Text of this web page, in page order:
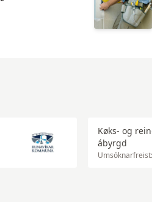
Køks- og
ábyrgd